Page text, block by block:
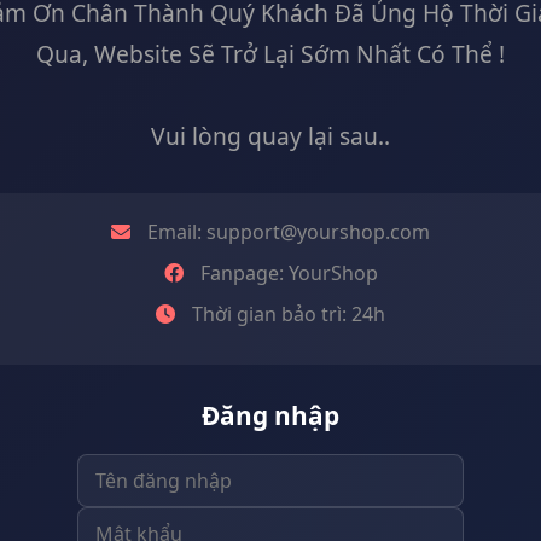
Ơn Chân Thành Quý Khách Đã Ủng Hộ Thời
Qua, Website Sẽ Trở Lại Sớm Nhất Có Thể !
Vui lòng quay lại sau
Email: support@yourshop.com
Fanpage: YourShop
Thời gian bảo trì: 24h
Đăng nhập